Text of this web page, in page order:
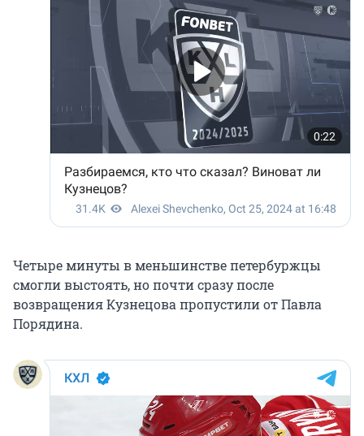
Четыре минуты в меньшинстве петербуржцы
смогли выстоять, но почти сразу после
возвращения Кузнецова пропустили от Павла
Порядина.